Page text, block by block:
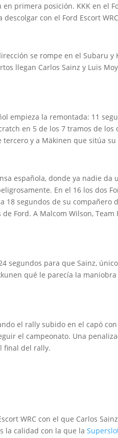
primera posición. KKK en el
con el Ford Escort
se rompe en el Subaru
llegan Carlos Sainz y Luis
empieza la remontada: 11
en 5 de los 7 tramos de
y a Mäkinen que sitúa su
española, donde ya nadie
En el 16 los dos
segundos de su compañero
Ford. A Malcom Wilson, Team
para que Sainz,
qué le parecía la
el rally subido en el capó
el campeonato. Una
final del rally.
WRC con el que Carlos
la calidad con la que la